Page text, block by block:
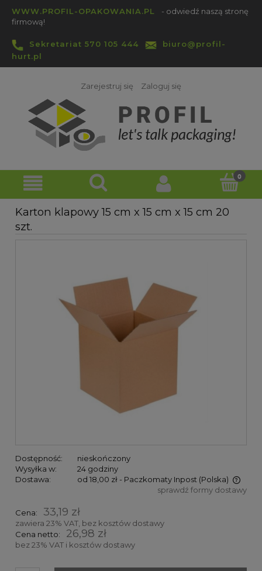
WWW.PROFIL-OPAKOWANIA.PL
- odwiedź naszą stronę
firmową!
Sekretariat 570 105 444
biuro@profil-
hurt.pl
Zarejestruj się Zaloguj się
Karton klapowy 15 cm x 15 cm x 15 cm 20
szt.
Dostępność:
nieskończony
Wysyłka w:
24 godziny
Dostawa:
od 18,00 zł - Paczkomaty Inpost (Polska)
Cena nie zawiera ewentualnych kosztów płatności
sprawdź formy dostawy
Cena: 33,19 zł
zawiera 23% VAT, bez kosztów dostawy
Cena netto:
26,98 zł
bez 23% VAT i kosztów dostawy